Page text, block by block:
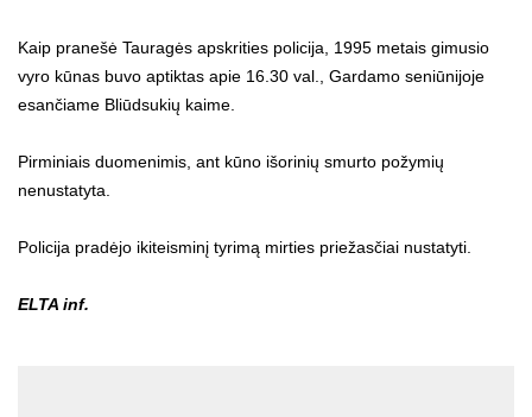
Kaip pranešė Tauragės apskrities policija, 1995 metais gimusio
vyro kūnas buvo aptiktas apie 16.30 val., Gardamo seniūnijoje
esančiame Bliūdsukių kaime.
Pirminiais duomenimis, ant kūno išorinių smurto požymių
nenustatyta.
Policija pradėjo ikiteisminį tyrimą mirties priežasčiai nustatyti.
ELTA inf.